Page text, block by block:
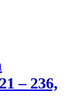
– 236,